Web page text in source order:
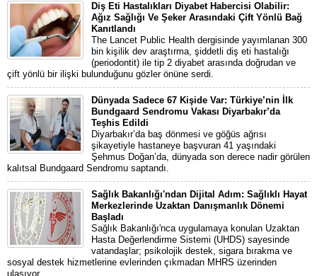
Diş Eti Hastalıkları Diyabet Habercisi Olabilir:
Ağız Sağlığı Ve Şeker Arasındaki Çift Yönlü Bağ
Kanıtlandı
The Lancet Public Health dergisinde yayımlanan 300
bin kişilik dev araştırma, şiddetli diş eti hastalığı
(periodontit) ile tip 2 diyabet arasında doğrudan ve
çift yönlü bir ilişki bulunduğunu gözler önüne serdi.
Dünyada Sadece 67 Kişide Var: Türkiye’nin İlk
Bundgaard Sendromu Vakası Diyarbakır’da
Teşhis Edildi
Diyarbakır’da baş dönmesi ve göğüs ağrısı
şikayetiyle hastaneye başvuran 41 yaşındaki
Şehmus Doğan’da, dünyada son derece nadir görülen
kalıtsal Bundgaard Sendromu saptandı.
Sağlık Bakanlığı'ndan Dijital Adım: Sağlıklı Hayat
Merkezlerinde Uzaktan Danışmanlık Dönemi
Başladı
Sağlık Bakanlığı'nca uygulamaya konulan Uzaktan
Hasta Değerlendirme Sistemi (UHDS) sayesinde
vatandaşlar; psikolojik destek, sigara bırakma ve
sosyal destek hizmetlerine evlerinden çıkmadan MHRS üzerinden
ulaşıyor.